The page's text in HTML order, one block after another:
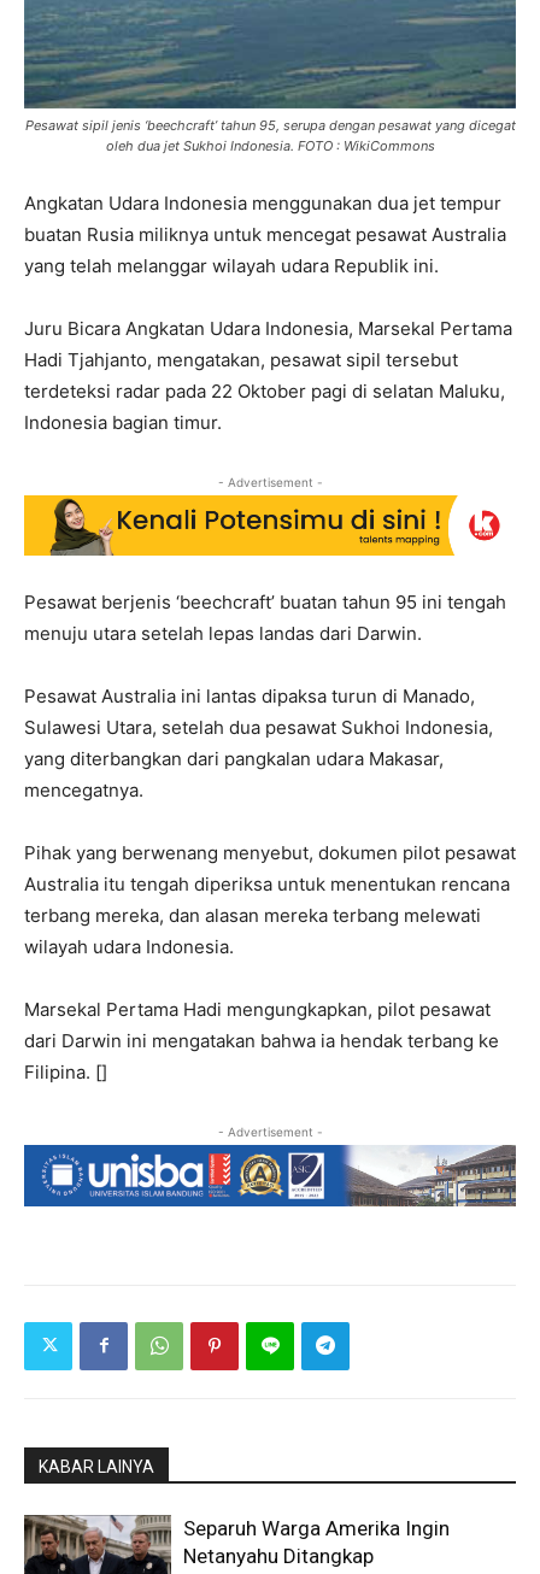
Pesawat sipil jenis ‘beechcraft’ tahun 95, serupa dengan pesawat yang dicegat
oleh dua jet Sukhoi Indonesia. FOTO : WikiCommons
Angkatan Udara Indonesia menggunakan dua jet tempur
buatan Rusia miliknya untuk mencegat pesawat Australia
yang telah melanggar wilayah udara Republik ini.
Juru Bicara Angkatan Udara Indonesia, Marsekal Pertama
Hadi Tjahjanto, mengatakan, pesawat sipil tersebut
terdeteksi radar pada 22 Oktober pagi di selatan Maluku,
Indonesia bagian timur.
- Advertisement -
Pesawat berjenis ‘beechcraft’ buatan tahun 95 ini tengah
menuju utara setelah lepas landas dari Darwin.
Pesawat Australia ini lantas dipaksa turun di Manado,
Sulawesi Utara, setelah dua pesawat Sukhoi Indonesia,
yang diterbangkan dari pangkalan udara Makasar,
mencegatnya.
Pihak yang berwenang menyebut, dokumen pilot pesawat
Australia itu tengah diperiksa untuk menentukan rencana
terbang mereka, dan alasan mereka terbang melewati
wilayah udara Indonesia.
Marsekal Pertama Hadi mengungkapkan, pilot pesawat
dari Darwin ini mengatakan bahwa ia hendak terbang ke
Filipina. []
- Advertisement -
KABAR LAINYA
Separuh Warga Amerika Ingin
Netanyahu Ditangkap